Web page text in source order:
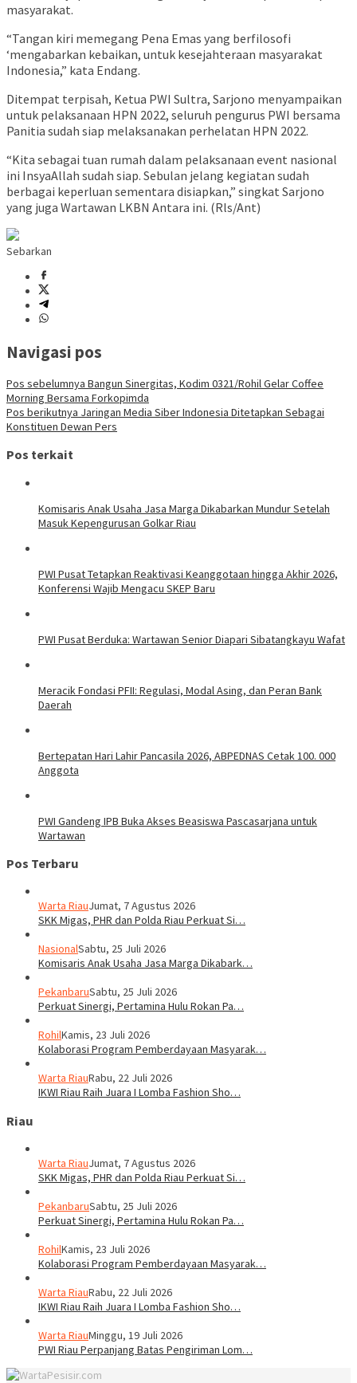
masyarakat.
“Tangan kiri memegang Pena Emas yang berfilosofi
‘mengabarkan kebaikan, untuk kesejahteraan masyarakat
Indonesia,” kata Endang.
Ditempat terpisah, Ketua PWI Sultra, Sarjono menyampaikan
untuk pelaksanaan HPN 2022, seluruh pengurus PWI bersama
Panitia sudah siap melaksanakan perhelatan HPN 2022.
“Kita sebagai tuan rumah dalam pelaksanaan event nasional
ini InsyaAllah sudah siap. Sebulan jelang kegiatan sudah
berbagai keperluan sementara disiapkan,” singkat Sarjono
yang juga Wartawan LKBN Antara ini. (Rls/Ant)
Sebarkan
Navigasi pos
Pos sebelumnya Bangun Sinergitas, Kodim 0321/Rohil Gelar Coffee
Morning Bersama Forkopimda
Pos berikutnya Jaringan Media Siber Indonesia Ditetapkan Sebagai
Konstituen Dewan Pers
Pos terkait
Komisaris Anak Usaha Jasa Marga Dikabarkan Mundur Setelah
Masuk Kepengurusan Golkar Riau
PWI Pusat Tetapkan Reaktivasi Keanggotaan hingga Akhir 2026,
Konferensi Wajib Mengacu SKEP Baru
PWI Pusat Berduka: Wartawan Senior Diapari Sibatangkayu Wafat
Meracik Fondasi PFII: Regulasi, Modal Asing, dan Peran Bank
Daerah
Bertepatan Hari Lahir Pancasila 2026, ABPEDNAS Cetak 100. 000
Anggota
PWI Gandeng IPB Buka Akses Beasiswa Pascasarjana untuk
Wartawan
Pos Terbaru
Warta RiauJumat, 7 Agustus 2026
SKK Migas, PHR dan Polda Riau Perkuat Si…
NasionalSabtu, 25 Juli 2026
Komisaris Anak Usaha Jasa Marga Dikabark…
PekanbaruSabtu, 25 Juli 2026
Perkuat Sinergi, Pertamina Hulu Rokan Pa…
RohilKamis, 23 Juli 2026
Kolaborasi Program Pemberdayaan Masyarak…
Warta RiauRabu, 22 Juli 2026
IKWI Riau Raih Juara I Lomba Fashion Sho…
Riau
Warta RiauJumat, 7 Agustus 2026
SKK Migas, PHR dan Polda Riau Perkuat Si…
PekanbaruSabtu, 25 Juli 2026
Perkuat Sinergi, Pertamina Hulu Rokan Pa…
RohilKamis, 23 Juli 2026
Kolaborasi Program Pemberdayaan Masyarak…
Warta RiauRabu, 22 Juli 2026
IKWI Riau Raih Juara I Lomba Fashion Sho…
Warta RiauMinggu, 19 Juli 2026
PWI Riau Perpanjang Batas Pengiriman Lom…